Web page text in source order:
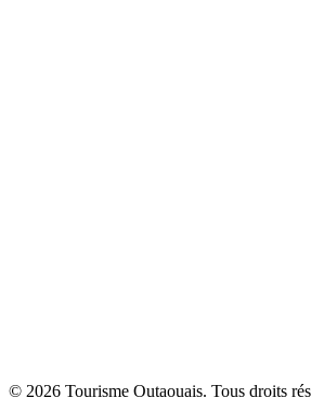
© 2026 Tourisme Outaouais. Tous droits